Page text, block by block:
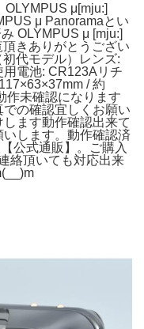
μ[mju:]
μ Panoramaとい
OLYMPUS μ [mju:]
きありがとうござい
代モデル） レンズ:
電池: CR123Aリチ
/ 約
作未確認になります
の確認宜しくお願い
ます動作確認出来て
します。動作確認済
公式通販】。ご購入
絡頂いても対応出来